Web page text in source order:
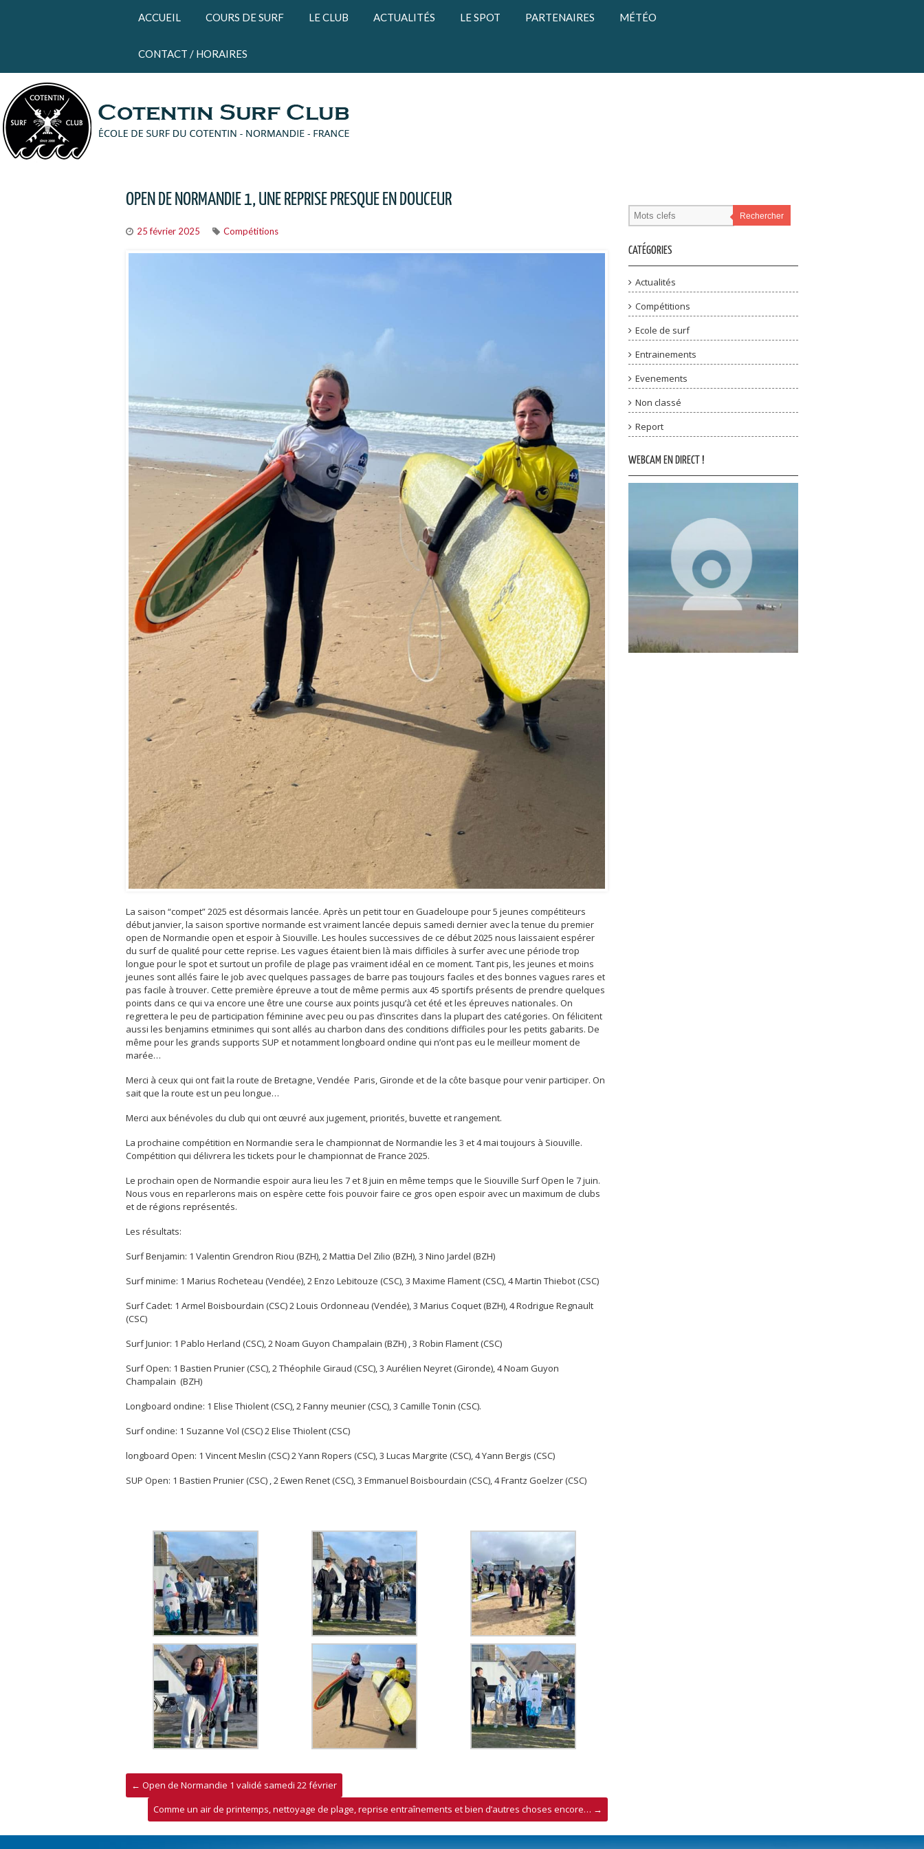
ACCUEIL COURS DE SURF LE CLUB ACTUALITÉS LE SPOT PARTENAIRES MÉTÉO
CONTACT / HORAIRES
OPEN DE NORMANDIE 1, UNE REPRISE PRESQUE EN DOUCEUR
25 février 2025 Compétitions
La saison “compet” 2025 est désormais lancée. Après un petit tour en Guadeloupe pour 5 jeunes compétiteurs
début janvier, la saison sportive normande est vraiment lancée depuis samedi dernier avec la tenue du premier
open de Normandie open et espoir à Siouville. Les houles successives de ce début 2025 nous laissaient espérer
du surf de qualité pour cette reprise. Les vagues étaient bien là mais difficiles à surfer avec une période trop
longue pour le spot et surtout un profile de plage pas vraiment idéal en ce moment. Tant pis, les jeunes et moins
jeunes sont allés faire le job avec quelques passages de barre pas toujours faciles et des bonnes vagues rares et
pas facile à trouver. Cette première épreuve a tout de même permis aux 45 sportifs présents de prendre quelques
points dans ce qui va encore une être une course aux points jusqu’à cet été et les épreuves nationales. On
regrettera le peu de participation féminine avec peu ou pas d’inscrites dans la plupart des catégories. On félicitent
aussi les benjamins etminimes qui sont allés au charbon dans des conditions difficiles pour les petits gabarits. De
même pour les grands supports SUP et notamment longboard ondine qui n’ont pas eu le meilleur moment de
marée…
Merci à ceux qui ont fait la route de Bretagne, Vendée Paris, Gironde et de la côte basque pour venir participer. On
sait que la route est un peu longue…
Merci aux bénévoles du club qui ont œuvré aux jugement, priorités, buvette et rangement.
La prochaine compétition en Normandie sera le championnat de Normandie les 3 et 4 mai toujours à Siouville.
Compétition qui délivrera les tickets pour le championnat de France 2025.
Le prochain open de Normandie espoir aura lieu les 7 et 8 juin en même temps que le Siouville Surf Open le 7 juin.
Nous vous en reparlerons mais on espère cette fois pouvoir faire ce gros open espoir avec un maximum de clubs
et de régions représentés.
Les résultats:
Surf Benjamin: 1 Valentin Grendron Riou (BZH), 2 Mattia Del Zilio (BZH), 3 Nino Jardel (BZH)
Surf minime: 1 Marius Rocheteau (Vendée), 2 Enzo Lebitouze (CSC), 3 Maxime Flament (CSC), 4 Martin Thiebot (CSC)
Surf Cadet: 1 Armel Boisbourdain (CSC) 2 Louis Ordonneau (Vendée), 3 Marius Coquet (BZH), 4 Rodrigue Regnault
(CSC)
Surf Junior: 1 Pablo Herland (CSC), 2 Noam Guyon Champalain (BZH) , 3 Robin Flament (CSC)
Surf Open: 1 Bastien Prunier (CSC), 2 Théophile Giraud (CSC), 3 Aurélien Neyret (Gironde), 4 Noam Guyon
Champalain (BZH)
Longboard ondine: 1 Elise Thiolent (CSC), 2 Fanny meunier (CSC), 3 Camille Tonin (CSC).
Surf ondine: 1 Suzanne Vol (CSC) 2 Elise Thiolent (CSC)
longboard Open: 1 Vincent Meslin (CSC) 2 Yann Ropers (CSC), 3 Lucas Margrite (CSC), 4 Yann Bergis (CSC)
SUP Open: 1 Bastien Prunier (CSC) , 2 Ewen Renet (CSC), 3 Emmanuel Boisbourdain (CSC), 4 Frantz Goelzer (CSC)
← Open de Normandie 1 validé samedi 22 février
Comme un air de printemps, nettoyage de plage, reprise entraînements et bien d’autres choses encore… →
Rechercher
CATÉGORIES
Actualités
Compétitions
Ecole de surf
Entrainements
Evenements
Non classé
Report
WEBCAM EN DIRECT !